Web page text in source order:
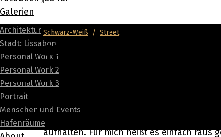
Galerien
Architektur
Stadt: Lissabon
Personal Work 1
Personal Work 2
Personal Work 3
Portrait
Menschen und Events
Hafenräume
Schwarz-Weiß / Street
Street Photography in
Street Photography ist ein Genre mit
aufhalten. Für mich heißt es einfach raus